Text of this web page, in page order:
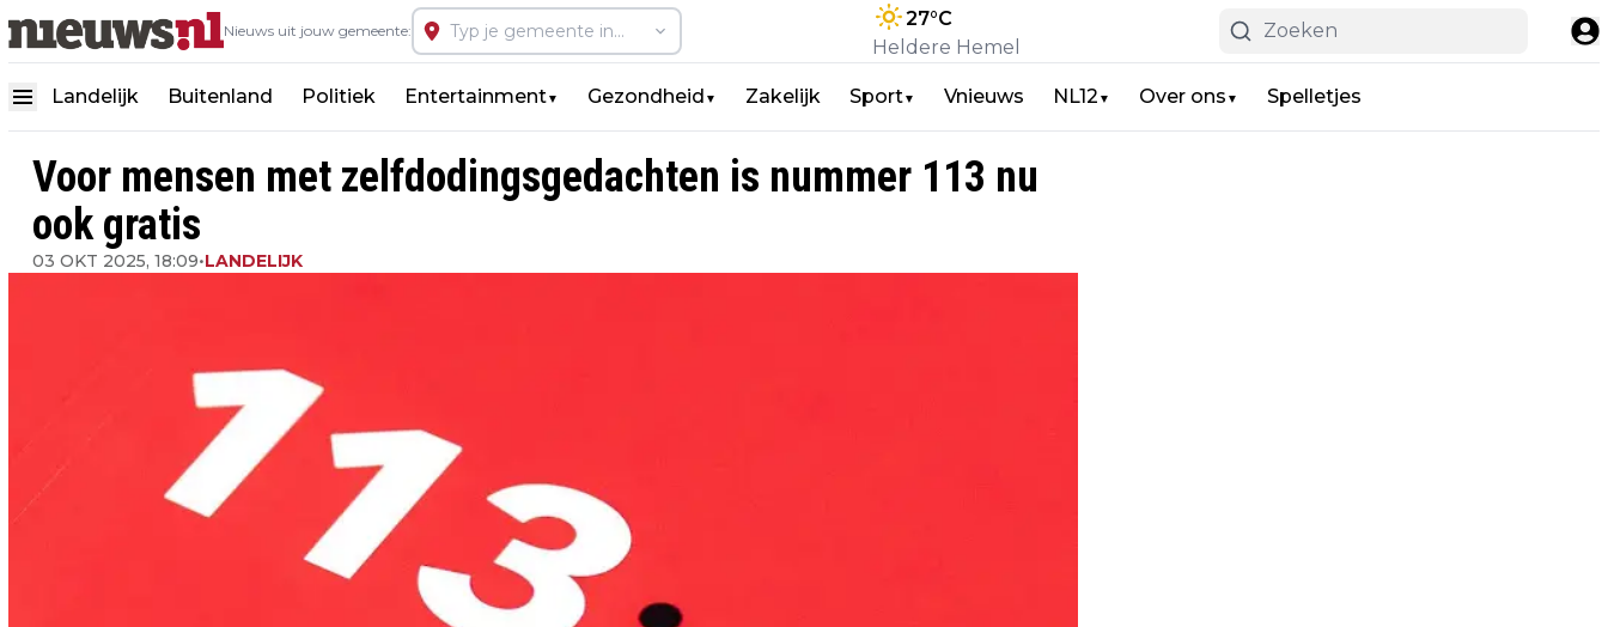
Nieuws uit jouw gemeente:
27°C
Heldere Hemel
Landelijk Buitenland Politiek Entertainment▼ Gezondheid ▼ Zakelijk Sport▼ Vnieuws NL12 ▼ Over ons ▼ Spelletjes
Voor mensen met zelfdodingsgedachten is nummer 113 nu
ook gratis
03 OKT 2025, 18:09•LANDELIJK